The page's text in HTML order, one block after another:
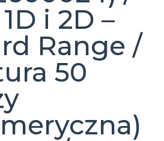
i 2D –
Range /
50